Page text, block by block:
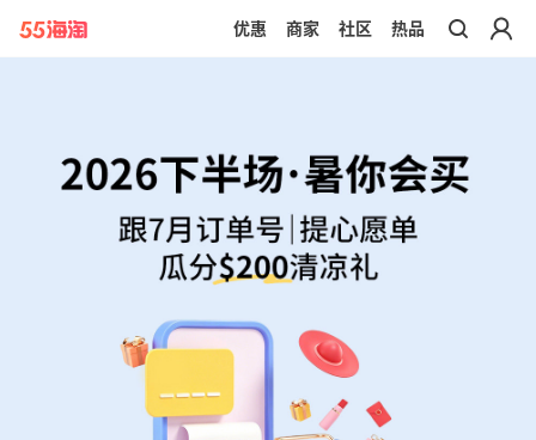
带你去官网买正品
优惠 商家 社区 热品